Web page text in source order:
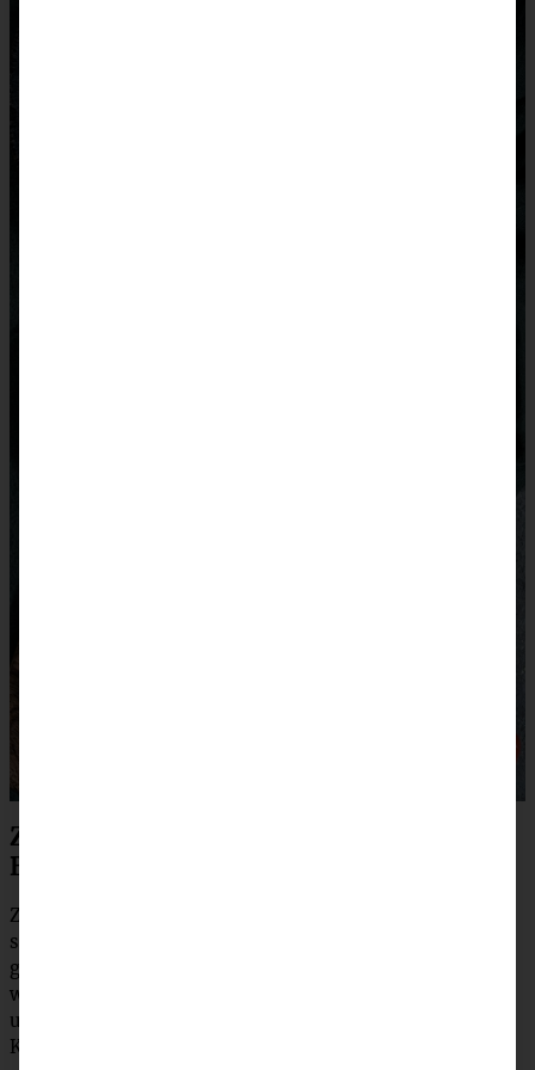
Zubereitung würzige vegane Linsen
Bolognese
Zwiebeln und Knoblauch schälen und in feine Würfel
schneiden. In einen Topf mit 3 EL Olivenöl geben und
glasig dünsten. Möhren schälen, fein würfeln, Lauch
waschen und in kleine Stücke schneiden, Sellerie säubern
und ebenfalls fein würfeln. Zusammen mit Zwiebeln und
Knoblauch für 5 Minuten anbraten.